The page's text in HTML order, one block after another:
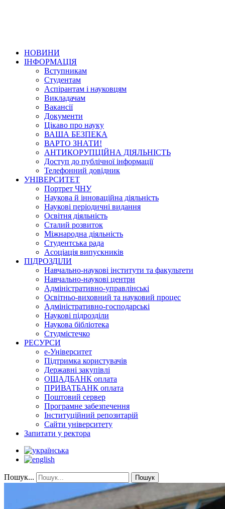
НОВИНИ
ІНФОРМАЦІЯ
Вступникам
Студентам
Аспірантам і науковцям
Викладачам
Вакансії
Документи
Цікаво про науку
ВАША БЕЗПЕКА
ВАРТО ЗНАТИ!
АНТИКОРУПЦІЙНА ДІЯЛЬНІСТЬ
Доступ до публічної інформації
Телефонний довідник
УНІВЕРСИТЕТ
Портрет ЧНУ
Наукова й інноваційна діяльність
Наукові періодичні видання
Освітня діяльність
Сталий розвиток
Міжнародна діяльність
Студентська рада
Асоціація випускників
ПІДРОЗДІЛИ
Навчально-наукові інститути та факультети
Навчально-наукові центри
Адміністративно-управлінські
Освітньо-виховний та науковий процес
Адміністративно-господарські
Наукові підрозділи
Наукова бібліотека
Студмістечко
РЕСУРСИ
е-Університет
Підтримка користувачів
Державні закупівлі
ОЩАДБАНК оплата
ПРИВАТБАНК оплата
Поштовий сервер
Програмне забезпечення
Інституційний репозитарій
Сайти університету
Запитати у ректора
Пошук... Пошук